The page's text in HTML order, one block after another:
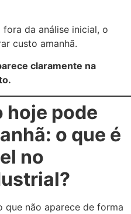
da análise inicial, o
custo amanhã.
claramente na
hoje pode
o que é
no
que não aparece de forma